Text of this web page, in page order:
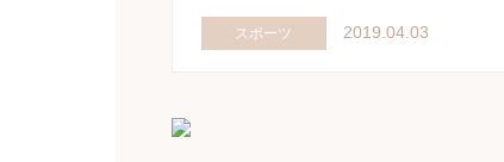
スポーツ 2019.04.03